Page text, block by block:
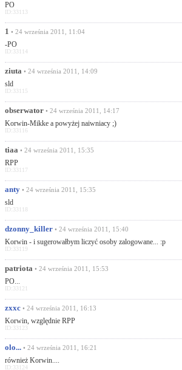
PO
ID:33113
1 • 24 września 2011, 11:04
-PO
ID:33114
ziuta • 24 września 2011, 14:09
sld
ID:33115
obserwator • 24 września 2011, 14:17
Korwin-Mikke a powyżej naiwniacy ;)
ID:33116
tiaa • 24 września 2011, 15:35
RPP
ID:33117
anty • 24 września 2011, 15:35
sld
ID:33118
dzonny_killer • 24 września 2011, 15:40
Korwin - i sugerowałbym liczyć osoby zalogowane... :p
ID:33119
patriota • 24 września 2011, 15:53
PO...
ID:33121
zxxc • 24 września 2011, 16:13
Korwin, względnie RPP
ID:33123
olo... • 24 września 2011, 16:21
również Korwin....
ID:33124